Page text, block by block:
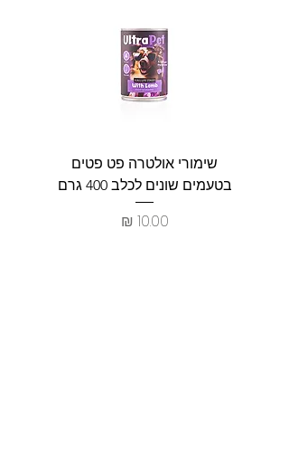
שימורי אולטרה פט פטים
בטעמים שונים לכלב 400 גרם
מחיר